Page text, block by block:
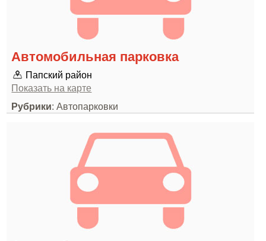
Автомобильная парковка
Папский район
Показать на карте
Рубрики: Автопарковки